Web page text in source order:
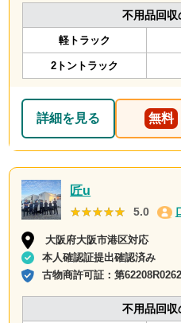
不用品回収
軽トラック
2トントラック
詳細を見る 無料
匠u
★★★★★
★★★★★ 5.0
大阪府大阪市港区対応
本人確認証提出確認済み
古物商許可証：第
不用品回収